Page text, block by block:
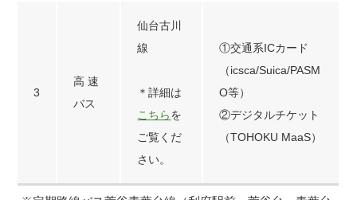
3
高 速
バス
仙台古川
線
＊詳細は
こちらを
ご覧くだ
さい。
①交通系ICカード
（icsca/Suica/PASM
O等）
②デジタルチケット
（TOHOKU MaaS）